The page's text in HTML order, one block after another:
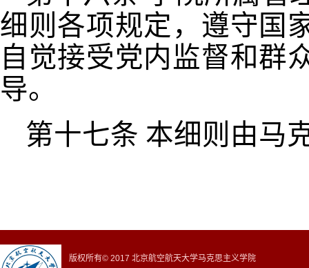
细则各项规定，遵守国
自觉接受党内监督和群
导。
第十七条 本细则由马
版权所有© 2017 北京航空航天大学马克思主义学院